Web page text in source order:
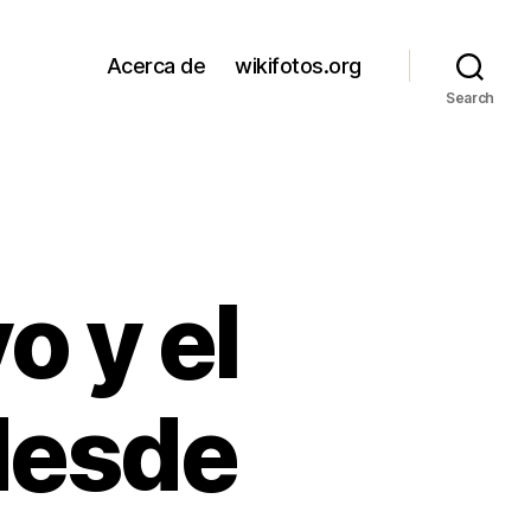
Acerca de wikifotos.org
Search
y el